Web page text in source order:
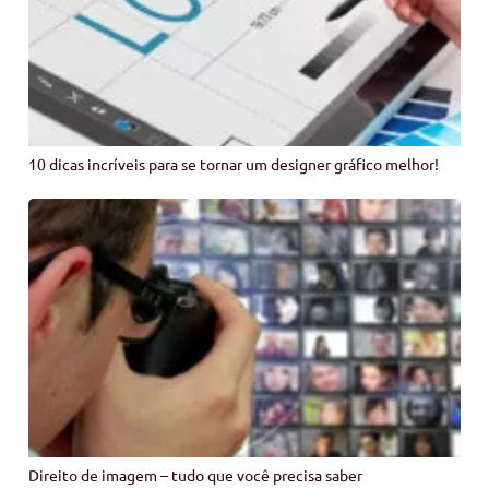
10 dicas incríveis para se tornar um designer gráfico melhor!
Direito de imagem – tudo que você precisa saber